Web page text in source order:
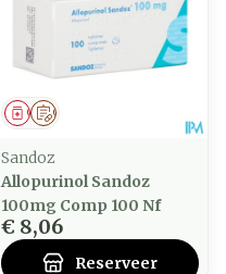
Op voorschrift
Geneesmiddel
Sandoz
Allopurinol Sandoz
100mg Comp 100 Nf
€ 8,06
Reserveer